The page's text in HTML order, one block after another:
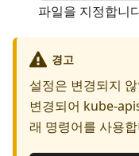
파일을 지정합니
경고
설정은 변경되지
변경되어 kube-
래 명령어를 사용